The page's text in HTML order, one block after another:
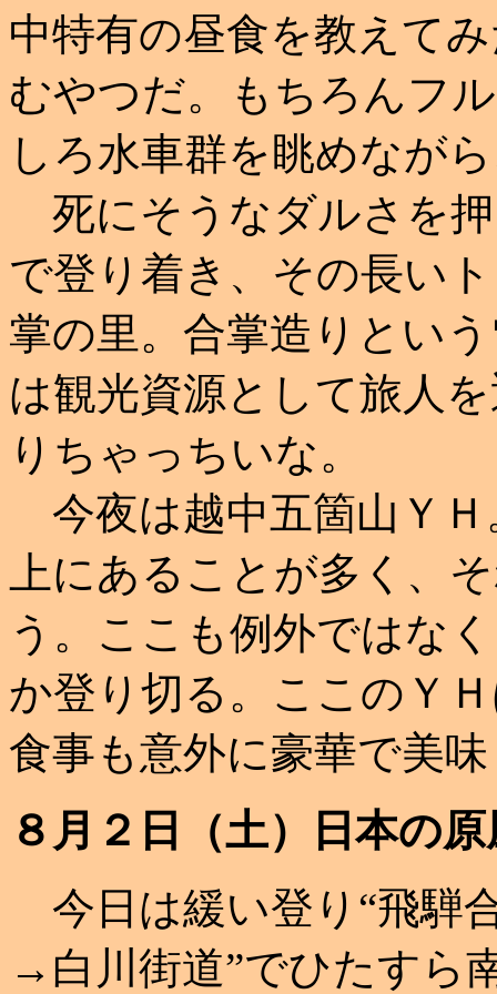
中特有の昼食を教えて
むやつだ。もちろんフ
しろ水車群を眺めなが
死にそうなダルさを
で登り着き、その長い
掌の里。合掌造りとい
は観光資源として旅人
りちゃっちいな。
今夜は越中五箇山Ｙ
上にあることが多く、
う。ここも例外ではな
か登り切る。ここのＹ
食事も意外に豪華で美
８月２日（土）日本の
今日は緩い登り“飛騨
→白川街道”でひたすら